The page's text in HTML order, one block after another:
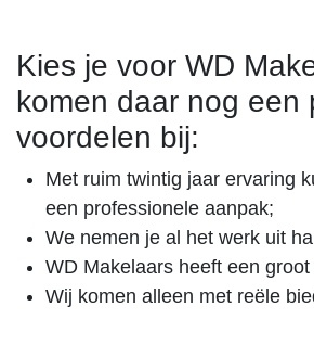
Kies je voor WD
komen daar nog een
voordelen bij:
Met ruim twintig jaar ervaring
een professionele aanpak;
We nemen je al het werk uit
WD Makelaars heeft een
Wij komen alleen met reële